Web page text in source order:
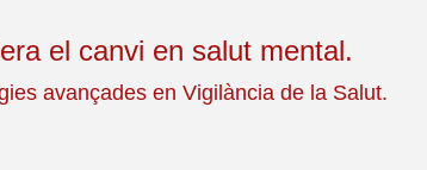
el canvi en salut mental.
avançades en Vigilància de la Salut.